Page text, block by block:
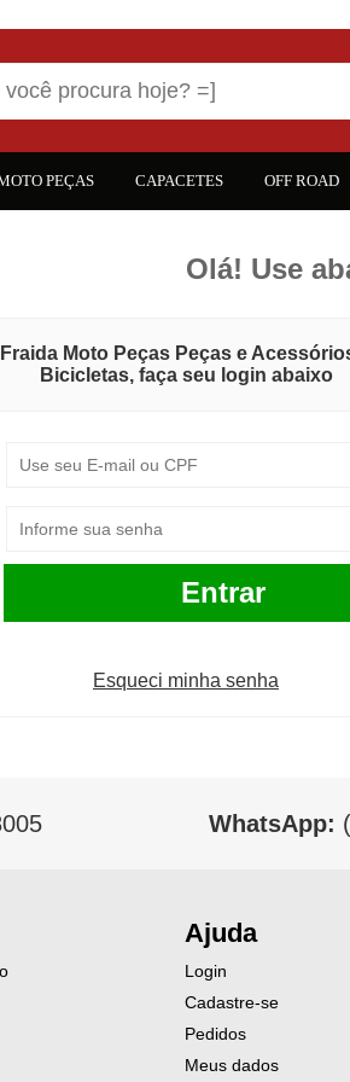
PEÇAS CAPACETES OFF ROAD
Olá! Use
Moto Peças Peças e
Bicicletas, faça seu login abaixo
Entrar
Esqueci minha senha
WhatsApp:
Ajuda
Login
Cadastre-se
Pedidos
Meus dados